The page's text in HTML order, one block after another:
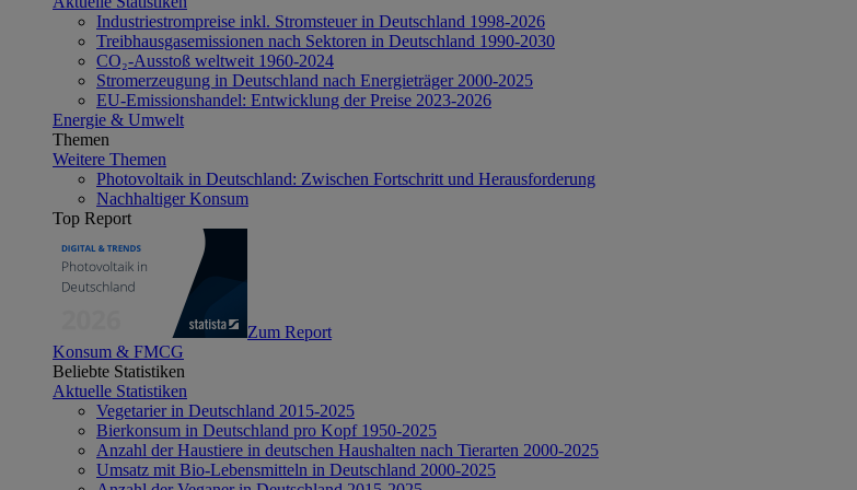
Industriestrompreise inkl. Stromsteuer in Deutschland 1998-2026
Treibhausgasemissionen nach Sektoren in Deutschland 1990-2030
CO₂-Ausstoß weltweit 1960-2024
Stromerzeugung in Deutschland nach Energieträger 2000-2025
EU-Emissionshandel: Entwicklung der Preise 2023-2026
Energie & Umwelt
Themen
Weitere Themen
Photovoltaik in Deutschland: Zwischen Fortschritt und Herausforderung
Nachhaltiger Konsum
Top Report
Zum Report
Konsum & FMCG
Beliebte Statistiken
Aktuelle Statistiken
Vegetarier in Deutschland 2015-2025
Bierkonsum in Deutschland pro Kopf 1950-2025
Anzahl der Haustiere in deutschen Haushalten nach Tierarten 2000-2025
Umsatz mit Bio-Lebensmitteln in Deutschland 2000-2025